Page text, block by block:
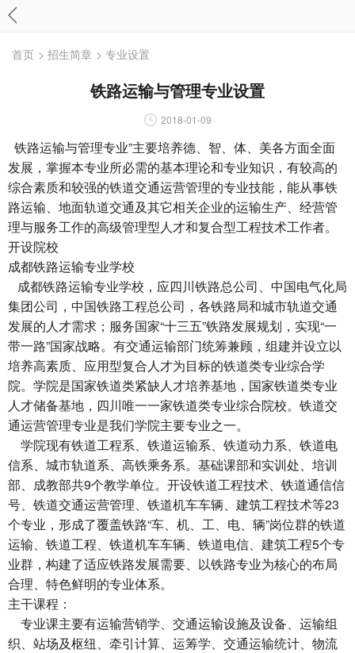
首页 > 招生简章 > 专业设置
铁路运输与管理专业设置
2018-01-09
铁路运输与管理专业”主要培养德、智、体、美各方面全面
发展，掌握本专业所必需的基本理论和专业知识，有较高的
综合素质和较强的铁道交通运营管理的专业技能，能从事铁
路运输、地面轨道交通及其它相关企业的运输生产、经营管
理与服务工作的高级管理型人才和复合型工程技术工作者。
开设院校
成都铁路运输专业学校
成都铁路运输专业学校，应四川铁路总公司、中国电气化局
集团公司，中国铁路工程总公司，各铁路局和城市轨道交通
发展的人才需求；服务国家“十三五”铁路发展规划，实现“一
带一路”国家战略。有交通运输部门统筹兼顾，组建并设立以
培养高素质、应用型复合人才为目标的铁道类专业综合学
院。学院是国家铁道类紧缺人才培养基地，国家铁道类专业
人才储备基地，四川唯一一家铁道类专业综合院校。铁道交
通运营管理专业是我们学院主要专业之一。
学院现有铁道工程系、铁道运输系、铁道动力系、铁道电
信系、城市轨道系、高铁乘务系。基础课部和实训处、培训
部、成教部共9个教学单位。开设铁道工程技术、铁道通信信
号、铁道交通运营管理、铁道机车车辆、建筑工程技术等23
个专业，形成了覆盖铁路“车、机、工、电、辆”岗位群的铁道
运输、铁道工程、铁道机车车辆、铁道电信、建筑工程5个专
业群，构建了适应铁路发展需要、以铁路专业为核心的布局
合理、特色鲜明的专业体系。
主干课程：
专业课主要有运输营销学、交通运输设施及设备、运输组
织、站场及枢纽、牵引计算、运筹学、交通运输统计、物流